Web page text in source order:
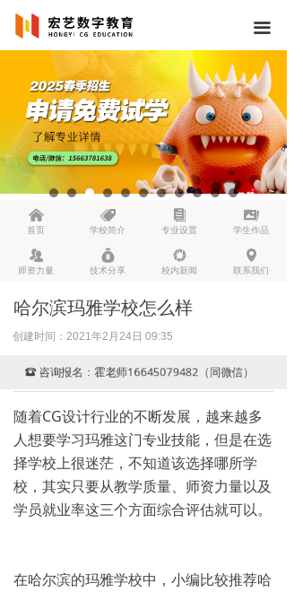
낀
首页
뀄
学校简介
뀴
专业设置
끡
学生作品
뀡
师资力量
낐
技术分享
넆
校内新闻
넹
联系我们
끀
哈尔滨玛雅学校怎么样
创建时间： 2021年2月24日 09:35
随着CG设计行业的不断发展，越来越多
人想要学习玛雅这门专业技能，但是在选
择学校上很迷茫，不知道该选择哪所学
校，其实只要从教学质量、师资力量以及
学员就业率这三个方面综合评估就可以。
在哈尔滨的玛雅学校中，小编比较推荐哈
뀰 咨询报名：霍老师16645079482（同微信）